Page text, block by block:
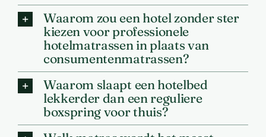
Waarom zou een hotel zonder ster
kiezen voor professionele
hotelmatrassen in plaats van
consumentenmatrassen?
Waarom slaapt een hotelbed
lekkerder dan een reguliere
boxspring voor thuis?